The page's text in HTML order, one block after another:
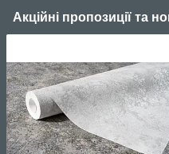
Акційні пропозиції та